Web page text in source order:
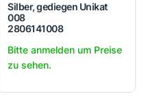
Silber, gediegen Unikat
008
2806141008
Bitte anmelden um Preise
zu sehen.